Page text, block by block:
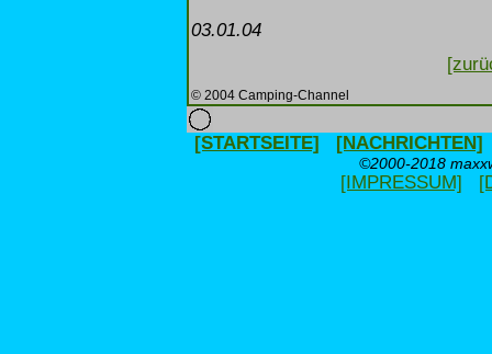
03.01.04
© 2004 Camping-Channel
[STARTSEITE] [NACHRICHTEN]
©2000-2018
[IMPRESSUM]